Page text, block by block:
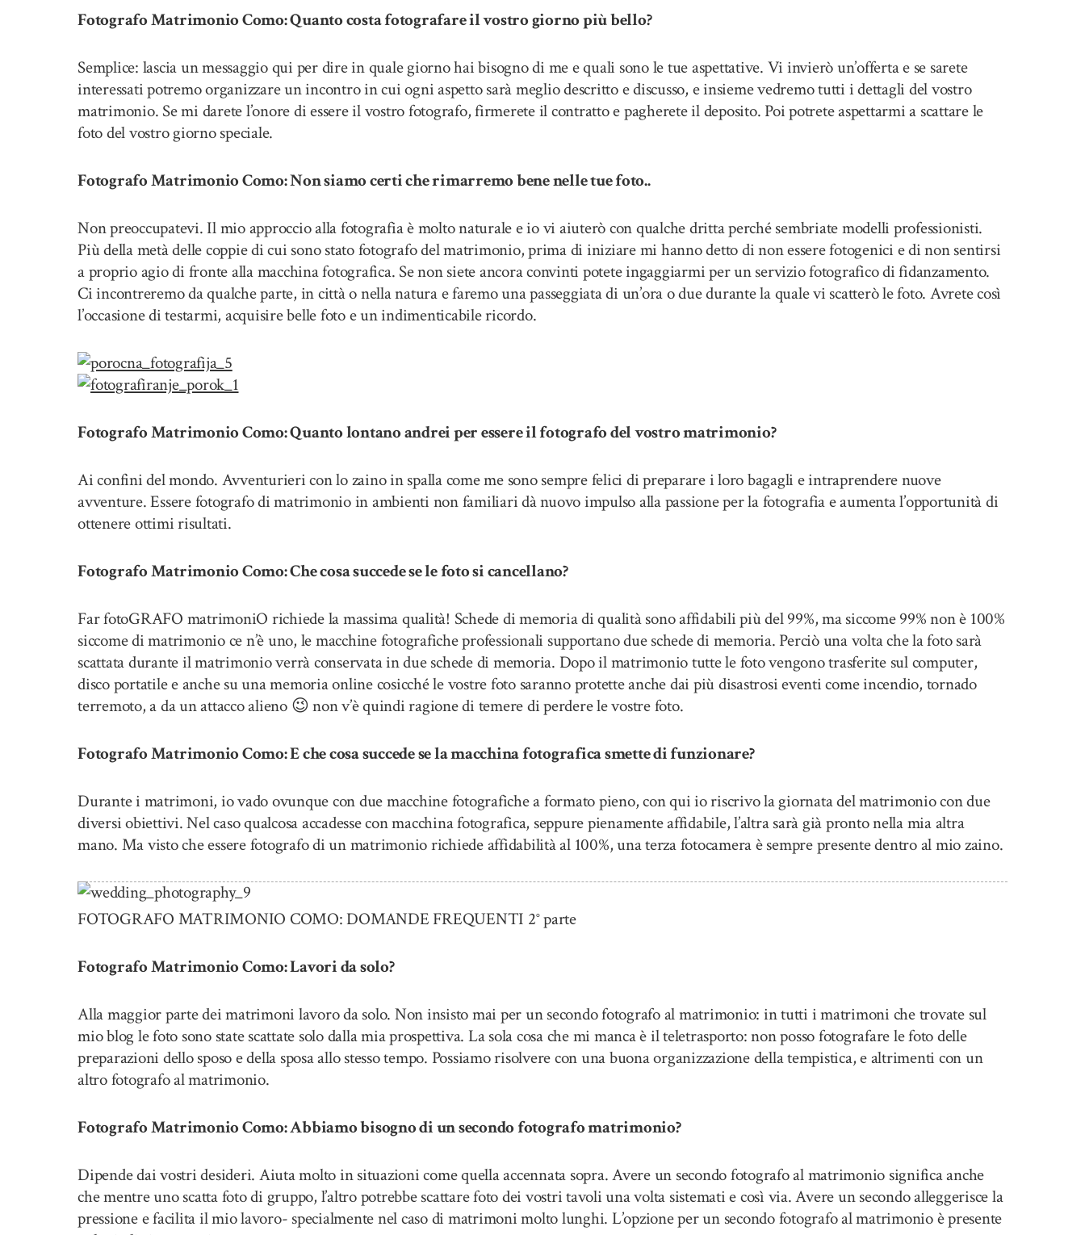
Fotografo Matrimonio Como: Quanto costa fotografare il vostro giorno più bello?
Semplice: lascia un messaggio qui per dire in quale giorno hai bisogno di me e quali sono le tue aspettative. Vi invierò un’offerta e se sarete
interessati potremo organizzare un incontro in cui ogni aspetto sarà meglio descritto e discusso, e insieme vedremo tutti i dettagli del vostro
matrimonio. Se mi darete l’onore di essere il vostro fotografo, firmerete il contratto e pagherete il deposito. Poi potrete aspettarmi a scattare le
foto del vostro giorno speciale.
Fotografo Matrimonio Como: Non siamo certi che rimarremo bene nelle tue foto..
Non preoccupatevi. Il mio approccio alla fotografia è molto naturale e io vi aiuterò con qualche dritta perché sembriate modelli professionisti.
Più della metà delle coppie di cui sono stato fotografo del matrimonio, prima di iniziare mi hanno detto di non essere fotogenici e di non sentirsi
a proprio agio di fronte alla macchina fotografica. Se non siete ancora convinti potete ingaggiarmi per un servizio fotografico di fidanzamento.
Ci incontreremo da qualche parte, in città o nella natura e faremo una passeggiata di un’ora o due durante la quale vi scatterò le foto. Avrete così
l’occasione di testarmi, acquisire belle foto e un indimenticabile ricordo.
Fotografo Matrimonio Como: Quanto lontano andrei per essere il fotografo del vostro matrimonio?
Ai confini del mondo. Avventurieri con lo zaino in spalla come me sono sempre felici di preparare i loro bagagli e intraprendere nuove
avventure. Essere fotografo di matrimonio in ambienti non familiari dà nuovo impulso alla passione per la fotografia e aumenta l’opportunità di
ottenere ottimi risultati.
Fotografo Matrimonio Como: Che cosa succede se le foto si cancellano?
Far fotoGRAFO matrimoniO richiede la massima qualità! Schede di memoria di qualità sono affidabili più del 99%, ma siccome 99% non è 100%
siccome di matrimonio ce n’è uno, le macchine fotografiche professionali supportano due schede di memoria. Perciò una volta che la foto sarà
scattata durante il matrimonio verrà conservata in due schede di memoria. Dopo il matrimonio tutte le foto vengono trasferite sul computer,
disco portatile e anche su una memoria online cosicché le vostre foto saranno protette anche dai più disastrosi eventi come incendio, tornado
terremoto, a da un attacco alieno 😉 non v’è quindi ragione di temere di perdere le vostre foto.
Fotografo Matrimonio Como: E che cosa succede se la macchina fotografica smette di funzionare?
Durante i matrimoni, io vado ovunque con due macchine fotografiche a formato pieno, con qui io riscrivo la giornata del matrimonio con due
diversi obiettivi. Nel caso qualcosa accadesse con macchina fotografica, seppure pienamente affidabile, l’altra sarà già pronto nella mia altra
mano. Ma visto che essere fotografo di un matrimonio richiede affidabilità al 100%, una terza fotocamera è sempre presente dentro al mio zaino.
FOTOGRAFO MATRIMONIO COMO: DOMANDE FREQUENTI 2° parte
Fotografo Matrimonio Como: Lavori da solo?
Alla maggior parte dei matrimoni lavoro da solo. Non insisto mai per un secondo fotografo al matrimonio: in tutti i matrimoni che trovate sul
mio blog le foto sono state scattate solo dalla mia prospettiva. La sola cosa che mi manca è il teletrasporto: non posso fotografare le foto delle
preparazioni dello sposo e della sposa allo stesso tempo. Possiamo risolvere con una buona organizzazione della tempistica, e altrimenti con un
altro fotografo al matrimonio.
Fotografo Matrimonio Como: Abbiamo bisogno di un secondo fotografo matrimonio?
Dipende dai vostri desideri. Aiuta molto in situazioni come quella accennata sopra. Avere un secondo fotografo al matrimonio significa anche
che mentre uno scatta foto di gruppo, l’altro potrebbe scattare foto dei vostri tavoli una volta sistemati e così via. Avere un secondo alleggerisce la
pressione e facilita il mio lavoro- specialmente nel caso di matrimoni molto lunghi. L’opzione per un secondo fotografo al matrimonio è presente